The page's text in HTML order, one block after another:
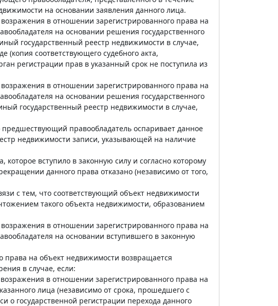
на основании заявления данного лица.
в отношении зарегистрированного права на
на основании решения государственного
государственный реестр недвижимости в случае,
соответствующего судебного акта,
регистрации прав в указанный срок не поступила из
в отношении зарегистрированного права на
на основании решения государственного
государственный реестр недвижимости в случае,
правообладатель оспаривает данное
недвижимости записи, указывающей на наличие
вступило в законную силу и согласно которому
данного права отказано (независимо от того,
с тем, что соответствующий объект недвижимости
такого объекта недвижимости, образованием
в отношении зарегистрированного права на
на основании вступившего в законную
на объект недвижимости возвращается
в случае, если:
в отношении зарегистрированного права на
лица (независимо от срока, прошедшего с
о государственной регистрации перехода данного